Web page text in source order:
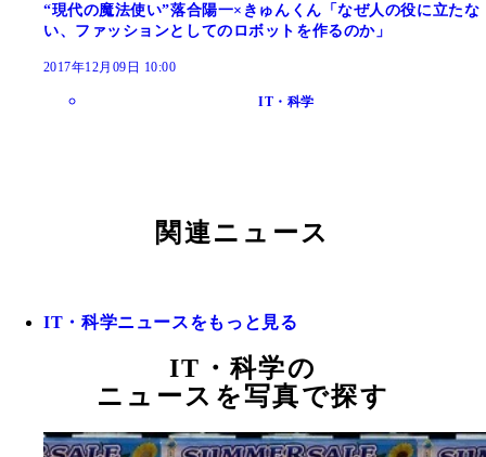
“現代の魔法使い”落合陽一×きゅんくん「なぜ人の役に立たな
い、ファッションとしてのロボットを作るのか」
2017年12月09日 10:00
IT・科学
関連ニュース
IT・科学ニュースをもっと見る
IT・科学の
ニュースを写真で探す